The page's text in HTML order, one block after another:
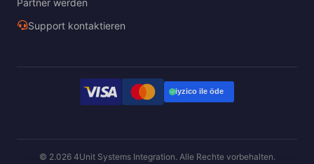
Partner werden
Support kontaktieren
© 2.026 4Unit Systems Integration. Alle Rechte vorbehalten.